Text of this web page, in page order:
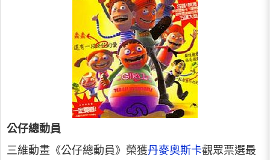
公仔總動員
三維動畫《公仔總動員》榮獲丹麥奧斯卡觀眾票選最